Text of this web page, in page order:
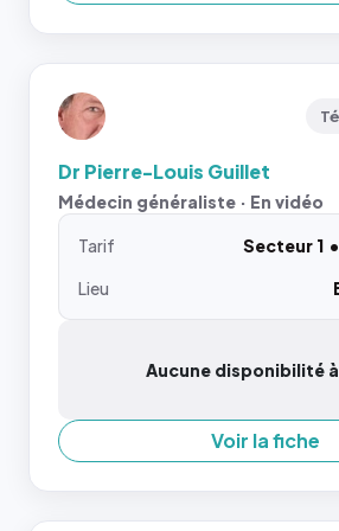
Dr Pierre-Louis Guillet
Médecin généraliste · En vidéo
Tarif Secteur 1
Lieu
Aucune disponibilité
Voir la fiche